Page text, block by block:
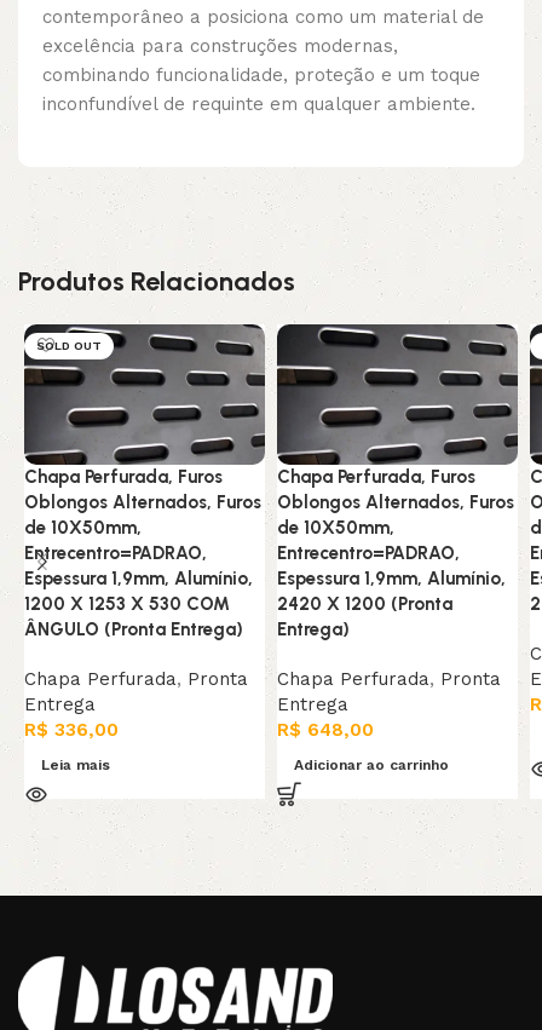
contemporâneo a posiciona como um material de
excelência para construções modernas,
combinando funcionalidade, proteção e um toque
inconfundível de requinte em qualquer ambiente.
Produtos Relacionados
SOLD OUT
Chapa Perfurada, Furos
Oblongos Alternados, Furos
de 10X50mm,
Entrecentro=PADRAO,
Espessura 1,9mm, Alumínio,
1200 X 1253 X 530 COM
ÂNGULO (Pronta Entrega)
Chapa Perfurada, Pronta
Entrega
R$ 336,00
Leia mais
Chapa Perfurada, Furos
Oblongos Alternados, Furos
de 10X50mm,
Entrecentro=PADRAO,
Espessura 1,9mm, Alumínio,
2420 X 1200 (Pronta
Entrega)
Chapa Perfurada, Pronta
Entrega
R$ 648,00
Adicionar ao carrinho